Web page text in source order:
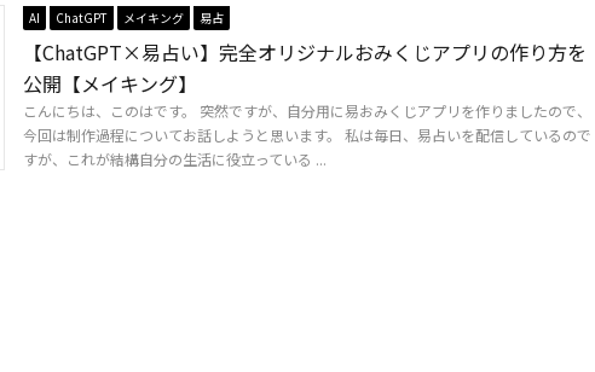
AI ChatGPT メイキング 易占
【ChatGPT×易占い】完全オリジナルおみくじアプリの作り方を
公開【メイキング】
こんにちは、このはです。 突然ですが、自分用に易おみくじアプリを作りましたので、
今回は制作過程についてお話しようと思います。 私は毎日、易占いを配信しているので
すが、これが結構自分の生活に役立っている ...